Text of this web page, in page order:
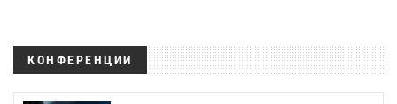
КОНФЕРЕНЦИИ